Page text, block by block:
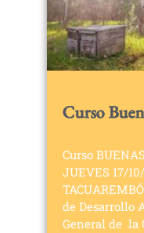
Curso
Curso
JUEVES 17/
de Desarrollo
General de la